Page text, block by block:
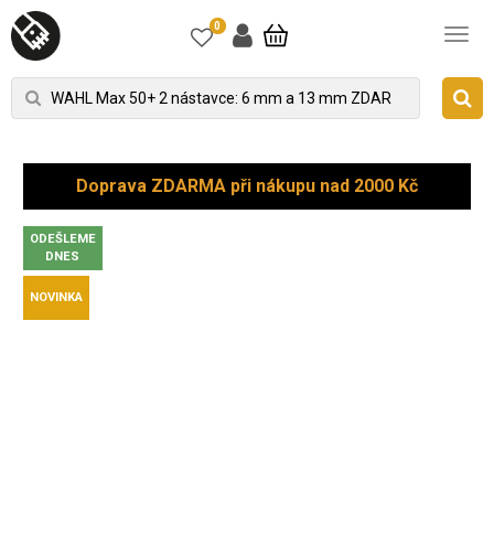
0
Doprava ZDARMA při nákupu nad 2000 Kč
ODEŠLEME
DNES
NOVINKA